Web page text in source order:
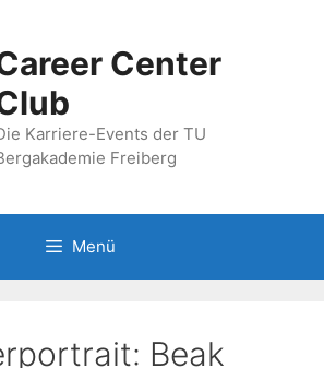
Center
Karriere-Events der TU
Freiberg
Menü
Beak